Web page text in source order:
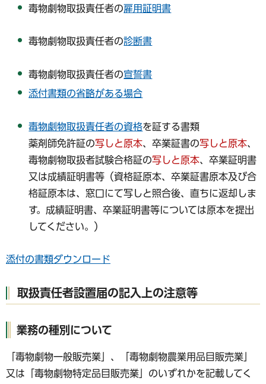
毒物劇物取扱責任者の雇用証明書
毒物劇物取扱責任者の診断書
毒物劇物取扱責任者の宣誓書
添付書類の省略がある場合
毒物劇物取扱責任者の資格を証する書類
薬剤師免許証の写しと原本、卒業証書の写しと原本、
毒物劇物取扱者試験合格証の写しと原本、卒業証明書
又は成績証明書等（資格証原本、卒業証書原本及び合
格証原本は、窓口にて写しと照合後、直ちに返却しま
す。成績証明書、卒業証明書等については原本を提出
してください。）
添付の書類ダウンロード
取扱責任者設置届の記入上の注意等
業務の種別について
「毒物劇物一般販売業」、「毒物劇物農業用品目販売業」
又は「毒物劇物特定品目販売業」のいずれかを記載してく